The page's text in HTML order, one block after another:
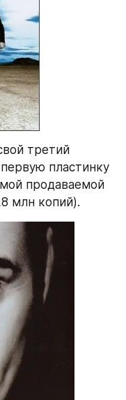
третий
пластинку
продаваемой
млн копий).